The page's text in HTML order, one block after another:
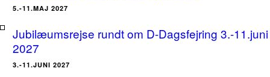
5.-11.MAJ 2027
Jubilæumsrejse rundt om D-Dagsfejring 3.-11.juni
2027
3.-11.JUNI 2027